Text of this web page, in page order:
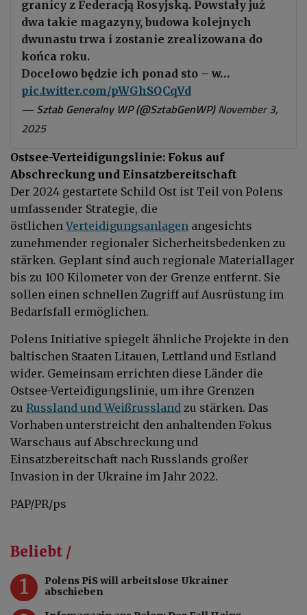
granicy z Federacją Rosyjską. Powstały już
dwa takie magazyny, budowa kolejnych
dwunastu trwa i zostanie zrealizowana do
końca roku.
Docelowo będzie ich ponad sto – w…
pic.twitter.com/pWGhSQCqVd
— Sztab Generalny WP (@SztabGenWP)November 3,
2025
Ostsee-Verteidigungslinie: Fokus auf
Abschreckung und Einsatzbereitschaft
Der 2024 gestartete Schild Ost ist Teil von Polens
umfassender Strategie, die
östlichenVerteidigungsanlagen angesichts
zunehmender regionaler Sicherheitsbedenken zu
stärken. Geplant sind auch regionale Materiallager
bis zu 100 Kilometer von der Grenze entfernt. Sie
sollen einen schnellen Zugriff auf Ausrüstung im
Bedarfsfall ermöglichen.
Polens Initiative spiegelt ähnliche Projekte in den
baltischen Staaten Litauen, Lettland und Estland
wider. Gemeinsam errichten diese Länder die
Ostsee-Verteidigungslinie, um ihre Grenzen
zu Russland und Weißrussland zu stärken. Das
Vorhaben unterstreicht den anhaltenden Fokus
Warschaus auf Abschreckung und
Einsatzbereitschaft nach Russlands großer
Invasion in der Ukraine im Jahr 2022.
PAP/PR/ps
Beliebt /
1
Polens PiS will arbeitslose Ukrainer
abschieben